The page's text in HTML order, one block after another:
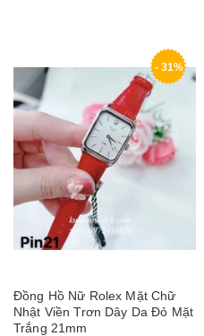
- 31%
Đồng Hồ Nữ Rolex Mặt Chữ
Nhật Viền Trơn Dây Da Đỏ Mặt
Trắng 21mm